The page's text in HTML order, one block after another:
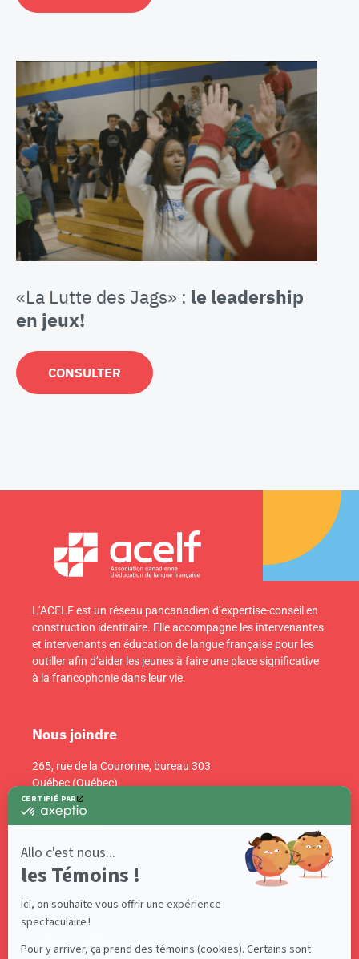
«La Lutte des Jags» : le leadership
en jeux!
CONSULTER
L’ACELF est un réseau pancanadien d’expertise-conseil en
construction identitaire. Elle accompagne les intervenantes
et intervenants en éducation de langue française pour les
outiller afin d’aider les jeunes à faire une place significative
à la francophonie dans leur vie.
Suivez-nous sur nos réseaux sociaux!
Nous joindre
265, rue de la Couronne, bureau 303
Québec (Québec)
Canada G1K 6E1
info@acelf.ca
Téléphone : 418 681-4661